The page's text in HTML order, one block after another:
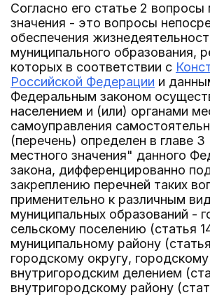
Согласно его статье 2 вопросы
значения - это вопросы
обеспечения
муниципального образования,
которых в соответствии с
Российской Федерации и
Федеральным законом
населением и (или) органами
самоуправления
(перечень) определен в главе
местного значения" данного
закона, дифференцированно
закреплению перечней таких
применительно к различным
муниципальных образований -
сельскому поселению (статья
муниципальному району
городскому округу,
внутригородским делением
внутригородскому району